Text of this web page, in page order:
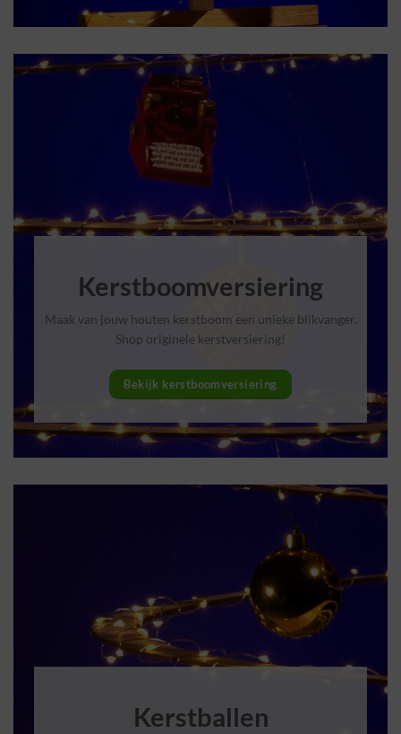
Kerstboomversiering
Maak van jouw houten kerstboom een unieke blikvanger.
Shop originele kerstversiering!
Bekijk kerstboomversiering
Kerstballen